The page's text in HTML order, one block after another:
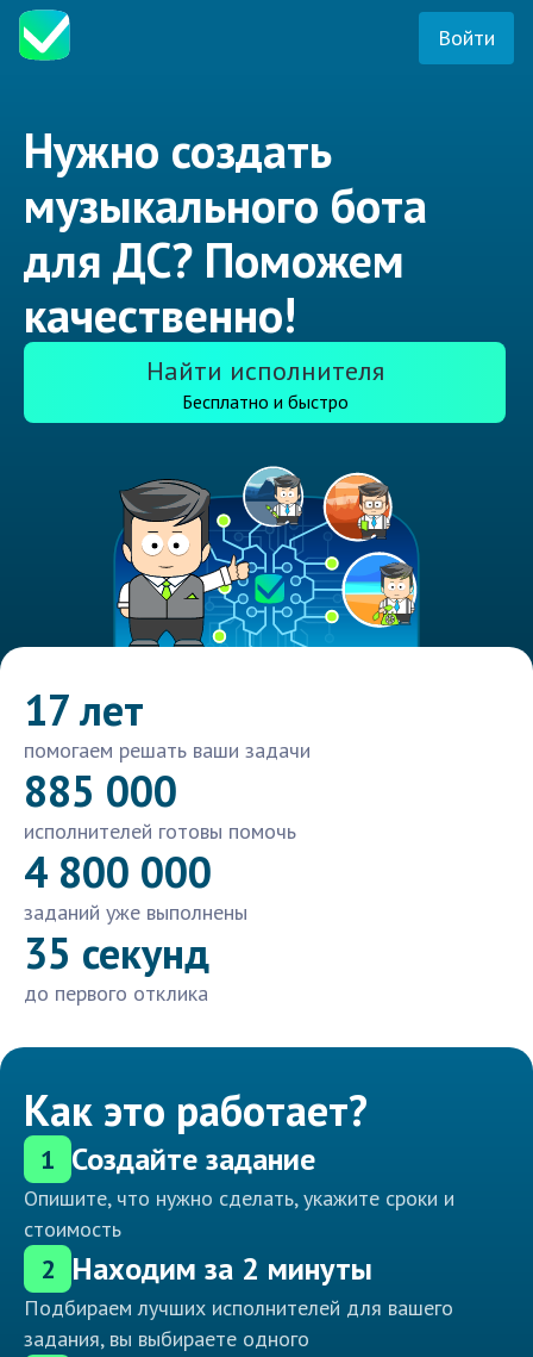
Войти
Нужно создать
музыкального бота
для ДС? Поможем
качественно!
Найти исполнителя
Бесплатно и быстро
17 лет
помогаем решать ваши задачи
885 000
исполнителей готовы помочь
4 800 000
заданий уже выполнены
35 секунд
до первого отклика
Как это работает?
1 Создайте задание
Опишите, что нужно сделать, укажите сроки и
стоимость
2 Находим за 2 минуты
Подбираем лучших исполнителей для вашего
задания, вы выбираете одного